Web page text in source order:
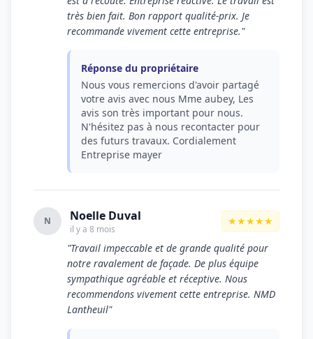
très bien fait. Bon rapport qualité-prix. Je
recommande vivement cette entreprise."
Réponse du propriétaire
Nous vous remercions d'avoir partagé
votre avis avec nous Mme aubey, Les
avis son très important pour nous.
N'hésitez pas à nous recontacter pour
des futurs travaux. Cordialement
Entreprise mayer
N Noelle Duval
il y a 8 mois
★★★★★
"Travail impeccable et de grande qualité pour
notre ravalement de façade. De plus équipe
sympathique agréable et réceptive. Nous
recommendons vivement cette entreprise. NMD
Lantheuil"